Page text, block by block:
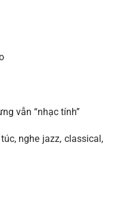
vẫn “nhạc tính”
nghe jazz, classical,